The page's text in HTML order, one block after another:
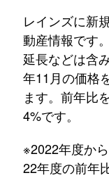
レインズに新
動産情報です
延長などは含
年11月の価格
ます。前年比
4%です。
※2022年度か
22年度の前年